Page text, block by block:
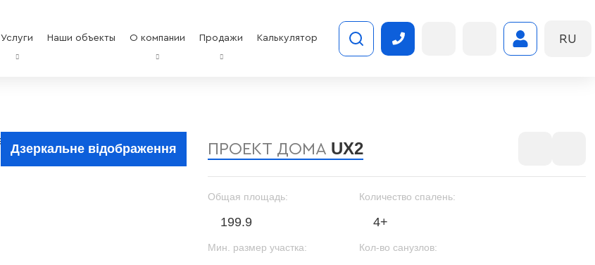
Услуги Наши объекты О компании Продажи Калькулятор RU
Дзеркальне відображення ПРОЕКТ ДОМА UX2
Общая площадь:
199.9
Количество спалень:
4+
Мин. размер участка: Кол-во санузлов: